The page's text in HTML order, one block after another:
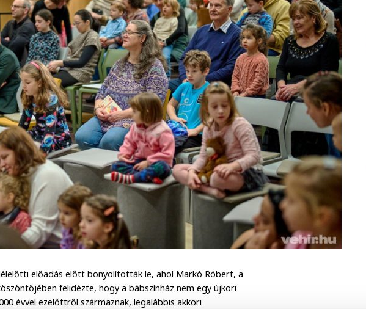
előadás előtt bonyolították le, ahol Markó Róbert, a
felidézte, hogy a bábszínház nem egy újkori
évvel ezelőttről származnak, legalábbis akkori